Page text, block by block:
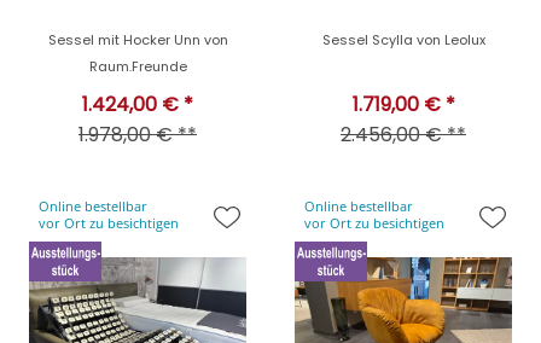
Sessel mit Hocker Unn von
Raum.Freunde
1.424,00 € *
1.978,00 € **
Sessel Scylla von Leolux
1.719,00 € *
2.456,00 € **
Online bestellbar
vor Ort zu besichtigen
Online bestellbar
vor Ort zu besichtigen